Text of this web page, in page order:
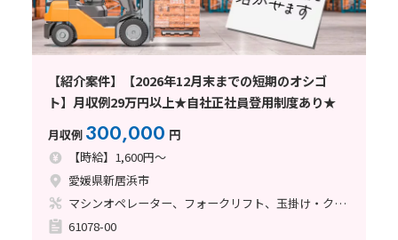
【紹介案件】【2026年12月末までの短期のオシゴ
ト】月収例29万円以上★自社正社員登用制度あり★
月収例 300,000 円
【時給】1,600円～
愛媛県新居浜市
マシンオペレーター、フォークリフト、玉掛け・クレーン
61078-00